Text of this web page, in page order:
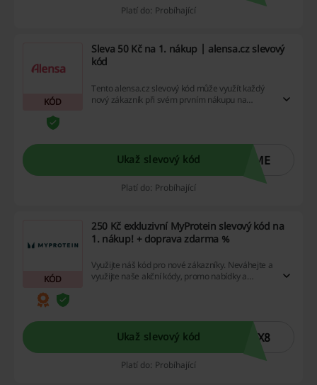
Platí do: Probíhající
KÓD
Sleva 50 Kč na 1. nákup | alensa.cz slevový
kód
Tento alensa.cz slevový kód může využít každý
nový zákazník při svém prvním nákupu na
Ukaž slevový kód OME
Platí do: Probíhající
KÓD
250 Kč exkluzivní MyProtein slevový kód na
1. nákup! + doprava zdarma %
Využijte náš kód pro nové zákazníky. Neváhejte a
využijte naše akční kódy, promo nabídky a
Ukaž slevový kód 7X8
Platí do: Probíhající